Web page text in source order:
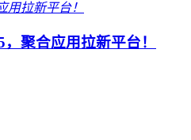
聚合应用拉新平台！